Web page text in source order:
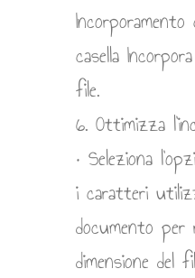
casella
file.
6. Ottimizza
• Seleziona
i caratteri
documento per
dimensione del